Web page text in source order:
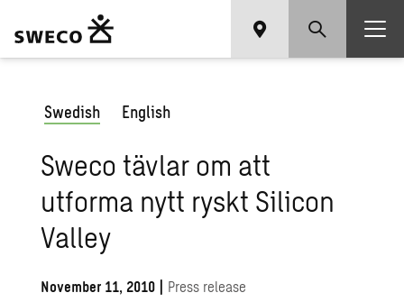
Swedish English
Sweco tävlar om att
utforma nytt ryskt Silicon
Valley
November 11, 2010 | Press release